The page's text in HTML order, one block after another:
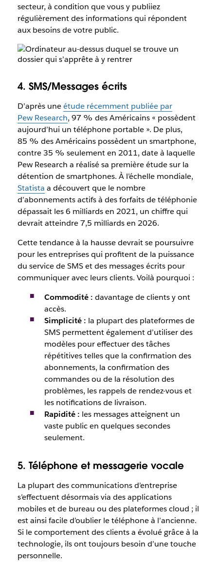
secteur, à condition que vous y publiiez
régulièrement des informations qui répondent
aux besoins de votre public.
4. SMS/Messages écrits
D’après uneétude récemment publiée par
Pew Research, 97 % des Américains « possèdent
aujourd’hui un téléphone portable ». De plus,
85 % des Américains possèdent un smartphone,
contre 35 % seulement en 2011, date à laquelle
Pew Research a réalisé sa première étude sur la
détention de smartphones. À l’échelle mondiale,
Statista a découvert que le nombre
d’abonnements actifs à des forfaits de téléphonie
dépassait les 6 milliards en 2021, un chiffre qui
devrait atteindre 7,5 milliards en 2026.
Cette tendance à la hausse devrait se poursuivre
pour les entreprises qui profitent de la puissance
du service de SMS et des messages écrits pour
communiquer avec leurs clients. Voilà pourquoi :
Commodité : davantage de clients y ont
accès.
Simplicité : la plupart des plateformes de
SMS permettent également d’utiliser des
modèles pour effectuer des tâches
répétitives telles que la confirmation des
abonnements, la confirmation des
commandes ou de la résolution des
problèmes, les rappels de rendez-vous et
les notifications de livraison.
Rapidité : les messages atteignent un
vaste public en quelques secondes
seulement.
5. Téléphone et messagerie vocale
La plupart des communications d’entreprise
s’effectuent désormais via des applications
mobiles et de bureau ou des plateformes cloud ; il
est ainsi facile d’oublier le téléphone à l’ancienne.
Si le comportement des clients a évolué grâce à la
technologie, ils ont toujours besoin d’une touche
personnelle.